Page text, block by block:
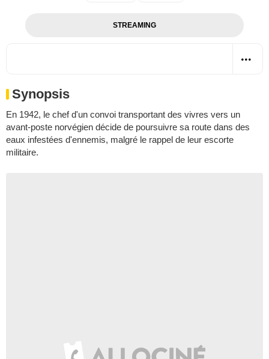
STREAMING
Synopsis
En 1942, le chef d'un convoi transportant des vivres vers un
avant-poste norvégien décide de poursuivre sa route dans des
eaux infestées d'ennemis, malgré le rappel de leur escorte
militaire.